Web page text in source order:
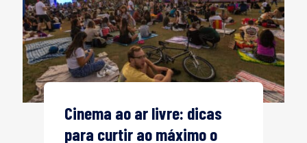
Cinema ao ar livre: dicas
para curtir ao máximo o